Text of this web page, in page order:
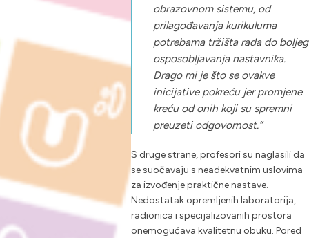
obrazovnom sistemu, od
prilagođavanja kurikuluma
potrebama tržišta rada do boljeg
osposobljavanja nastavnika.
Drago mi je što se ovakve
inicijative pokreću jer promjene
kreću od onih koji su spremni
preuzeti odgovornost.”
S druge strane, profesori su naglasili da
se suočavaju s neadekvatnim uslovima
za izvođenje praktične nastave.
Nedostatak opremljenih laboratorija,
radionica i specijalizovanih prostora
onemogućava kvalitetnu obuku. Pored